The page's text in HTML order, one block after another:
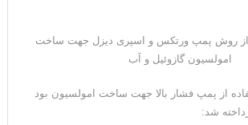
از روش پمپ ورتکس و اسپری دیزل جهت ساخت
امولسیون گازوئیل و آب
از پمپ فشار بالا جهت ساخت امولسیون بود
شد: